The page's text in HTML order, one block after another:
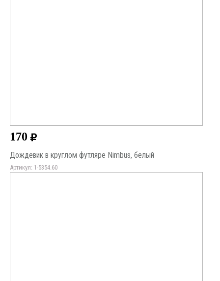
170
Дождевик в круглом футляре Nimbus, белый
Артикул: 1-5354.60